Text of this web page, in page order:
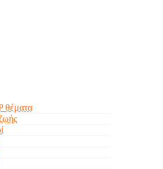
θέματα